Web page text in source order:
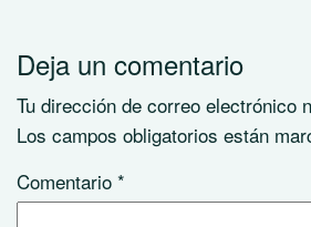
Deja un comentario
Tu dirección de correo electrónico
Los campos obligatorios están
Comentario *